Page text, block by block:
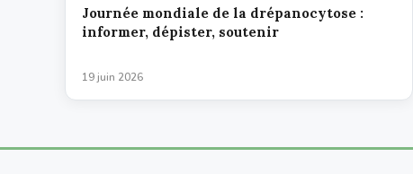
Journée mondiale de la drépanocytose :
informer, dépister, soutenir
19 juin 2026